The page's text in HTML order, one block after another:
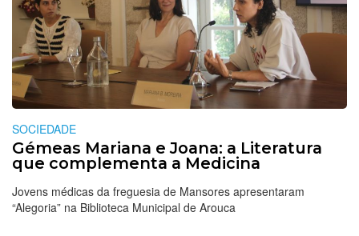
SOCIEDADE
Gémeas Mariana e Joana: a Literatura
que complementa a Medicina
Jovens médicas da freguesia de Mansores apresentaram
“Alegoria” na Biblioteca Municipal de Arouca